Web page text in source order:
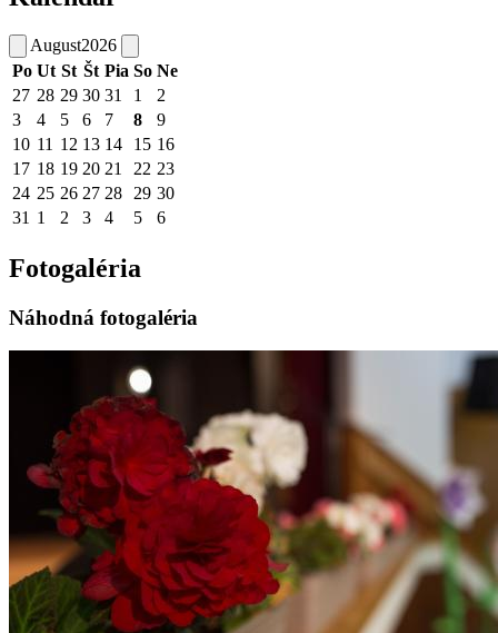
August2026
Po Ut St Št Pia So Ne
27 28 29 30 31 1
2
3
4 5 6 7 8
9
10 11 12 13 14 15 16
17 18 19 20 21 22 23
24 25 26 27 28 29 30
31 1 2 3 4 5 6
Fotogaléria
Náhodná fotogaléria